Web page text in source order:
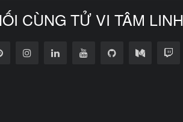
CÙNG TỬ VI TÂM LINH